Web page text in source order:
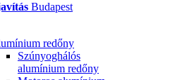
Budapest
redőny
Szúnyoghálós
alumínium redőny